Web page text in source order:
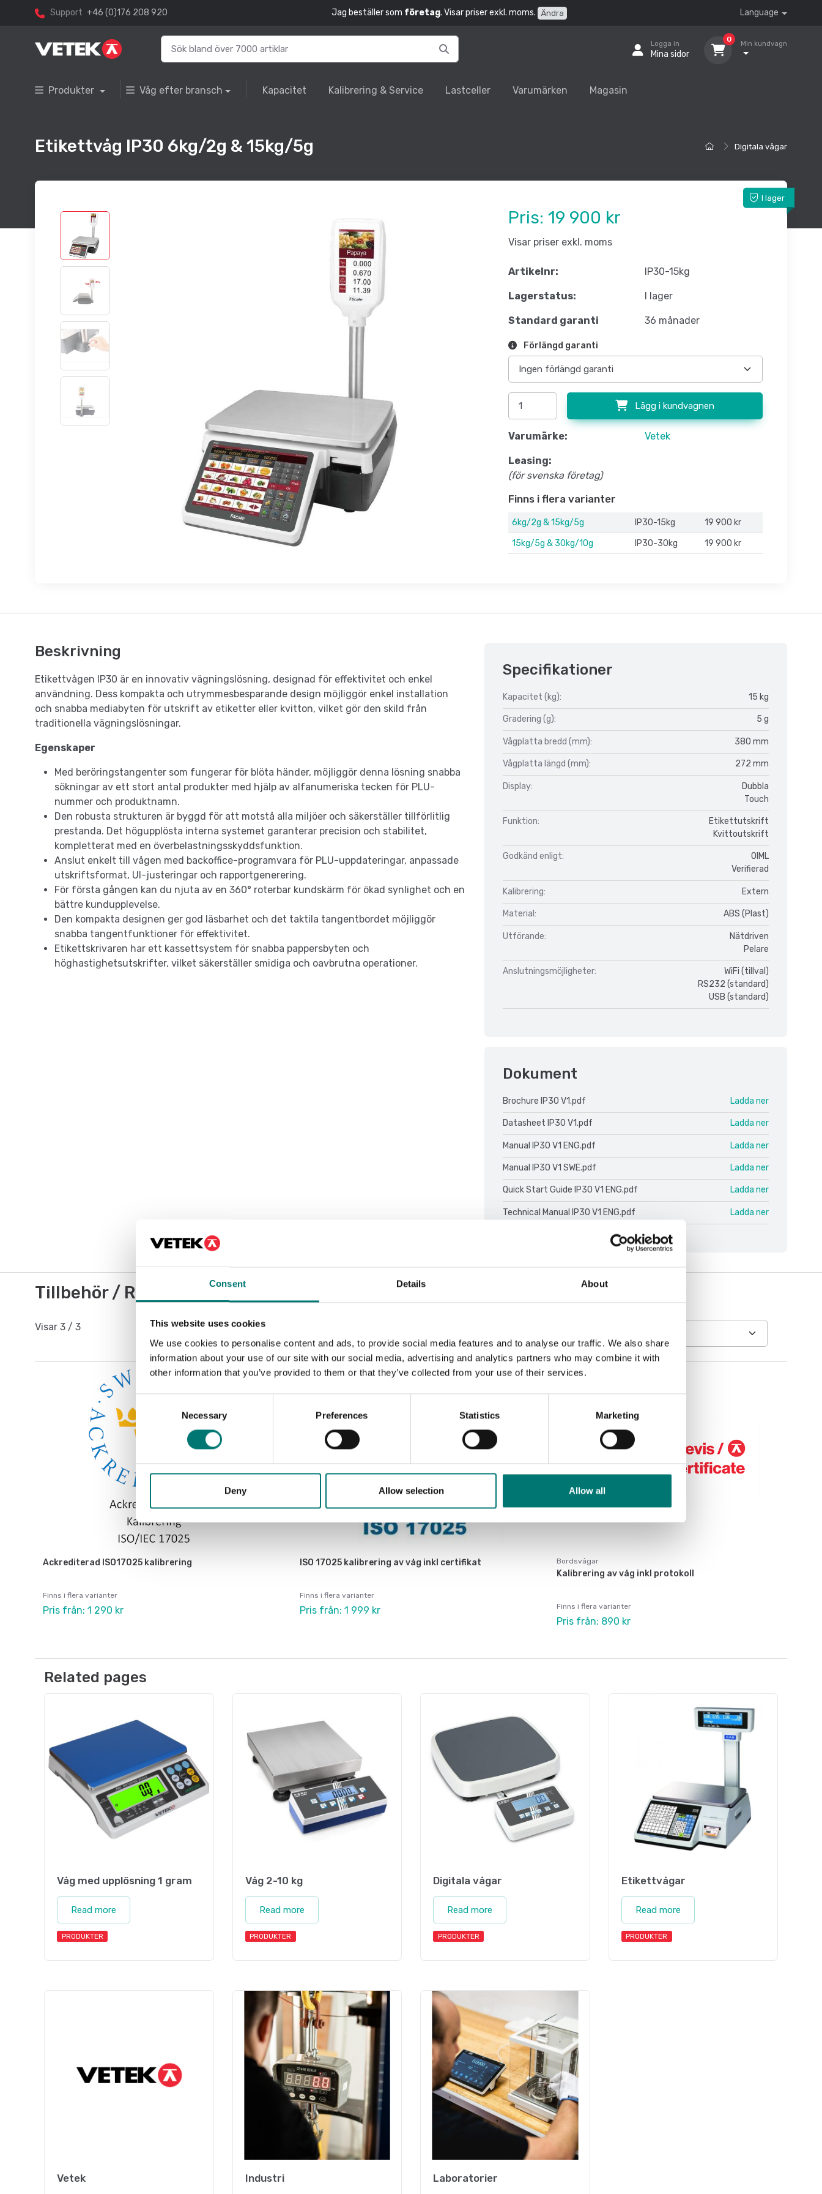
Consent Details About
This website uses cookies
We use cookies to personalise content and ads, to provide social media features and to analyse our traffic. We also share
information about your use of our site with our social media, advertising and analytics partners who may combine it with
other information that you’ve provided to them or that they’ve collected from your use of their services.
Necessary Preferences Statistics Marketing
Deny Allow selection Allow all
Support +46 (0)176 208 920 Jag beställer som företag. Visar priser exkl. moms. Ändra Language
Logga in
Mina sidor
0
Min kundvagn
Produkter Våg efter bransch Kapacitet Kalibrering & Service Lastceller Varumärken Magasin
Digitala vågar
Etikettvåg IP30 6kg/2g & 15kg/5g
I lager
Pris: 19 900 kr
Visar priser exkl. moms
Artikelnr: IP30-15kg
Lagerstatus: I lager
Standard garanti 36 månader
Förlängd garanti
Lägg i kundvagnen
Varumärke: Vetek
Leasing:
(för svenska företag)
Finns i flera varianter
6kg/2g & 15kg/5g IP30-15kg
19 900 kr
15kg/5g & 30kg/10g
IP30-30kg 19 900 kr
Beskrivning
Etikettvågen IP30 är en innovativ vägningslösning, designad för effektivitet och enkel
användning. Dess kompakta och utrymmesbesparande design möjliggör enkel installation
och snabba mediabyten för utskrift av etiketter eller kvitton, vilket gör den skild från
traditionella vägningslösningar.
Egenskaper
Med beröringstangenter som fungerar för blöta händer, möjliggör denna lösning snabba
sökningar av ett stort antal produkter med hjälp av alfanumeriska tecken för PLU-
nummer och produktnamn.
Den robusta strukturen är byggd för att motstå alla miljöer och säkerställer tillförlitlig
prestanda. Det högupplösta interna systemet garanterar precision och stabilitet,
kompletterat med en överbelastningsskyddsfunktion.
Anslut enkelt till vågen med backoffice-programvara för PLU-uppdateringar, anpassade
utskriftsformat, UI-justeringar och rapportgenerering.
För första gången kan du njuta av en 360° roterbar kundskärm för ökad synlighet och en
bättre kundupplevelse.
Den kompakta designen ger god läsbarhet och det taktila tangentbordet möjliggör
snabba tangentfunktioner för effektivitet.
Etikettskrivaren har ett kassettsystem för snabba pappersbyten och
höghastighetsutskrifter, vilket säkerställer smidiga och oavbrutna operationer.
Specifikationer
Kapacitet (kg): 15 kg
Gradering (g): 5 g
Vågplatta bredd (mm): 380 mm
Vågplatta längd (mm): 272 mm
Display:
Dubbla
Touch
Funktion:
Etikettutskrift
Kvittoutskrift
Godkänd enligt:
OIML
Verifierad
Kalibrering: Extern
Material: ABS (Plast)
Utförande:
Nätdriven
Pelare
Anslutningsmöjligheter:
WiFi (tillval)
RS232 (standard)
USB (standard)
Dokument
Brochure IP30 V1.pdf Ladda ner
Datasheet IP30 V1.pdf Ladda ner
Manual IP30 V1 ENG.pdf Ladda ner
Manual IP30 V1 SWE.pdf Ladda ner
Quick Start Guide IP30 V1 ENG.pdf Ladda ner
Technical Manual IP30 V1 ENG.pdf Ladda ner
Tillbehör / Reservdelar
Visar 3 / 3
Ackrediterad ISO17025 kalibrering
Finns i flera varianter
Pris från: 1 290 kr
ISO 17025 kalibrering av våg inkl certifikat
Finns i flera varianter
Pris från: 1 999 kr
Bordsvågar
Kalibrering av våg inkl protokoll
Finns i flera varianter
Pris från: 890 kr
Related pages
Våg med upplösning 1 gram
Read more
PRODUKTER
Våg 2-10 kg
Read more
PRODUKTER
Digitala vågar
Read more
PRODUKTER
Etikettvågar
Read more
PRODUKTER
Vetek Industri Laboratorier